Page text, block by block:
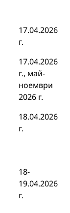
17.04.2026
г.
17.04.2026
г., май-
ноември
2026 г.
18.04.2026
г.
18-
19.04.2026
г.